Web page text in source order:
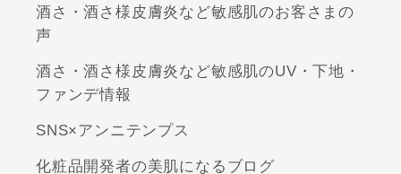
酒さ・酒さ様皮膚炎など敏感肌のお客さまの
声
酒さ・酒さ様皮膚炎など敏感肌のUV・下地・
ファンデ情報
SNS×アンニテンプス
化粧品開発者の美肌になるブログ